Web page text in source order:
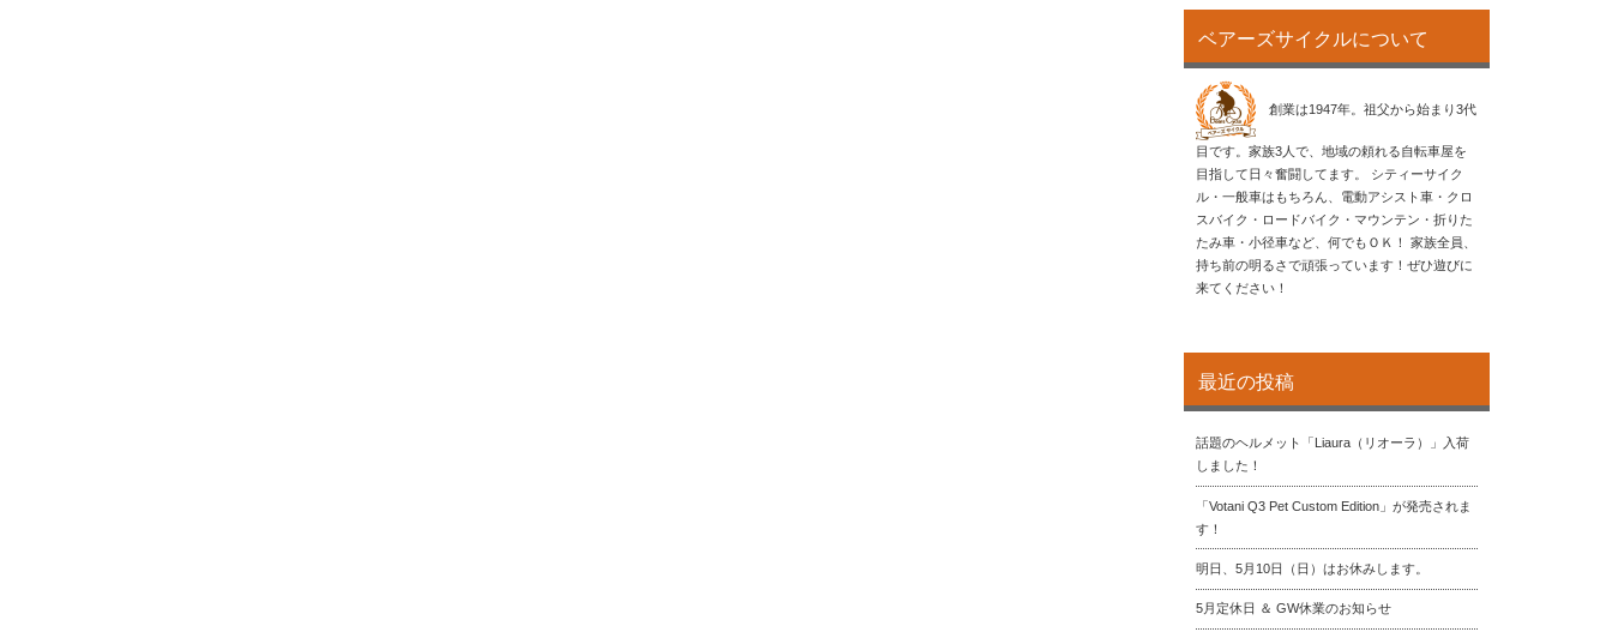
ベアーズサイクルについて
創業は1947年。祖父から始まり3代
目です。家族3人で、地域の頼れる自転車屋を
目指して日々奮闘してます。 シティーサイク
ル・一般車はもちろん、電動アシスト車・クロ
スバイク・ロードバイク・マウンテン・折りた
たみ車・小径車など、何でもＯＫ！ 家族全員、
持ち前の明るさで頑張っています！ぜひ遊びに
来てください！
最近の投稿
話題のヘルメット「Liaura（リオーラ）」入荷
しました！
「Votani Q3 Pet Custom Edition」が発売されま
す！
明日、5月10日（日）はお休みします。
5月定休日 ＆ GW休業のお知らせ